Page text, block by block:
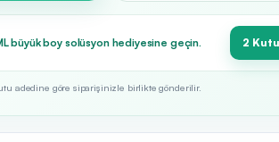
büyük boy solüsyon hediyesine geçin. 2
adedine göre siparişinizle birlikte gönderilir.